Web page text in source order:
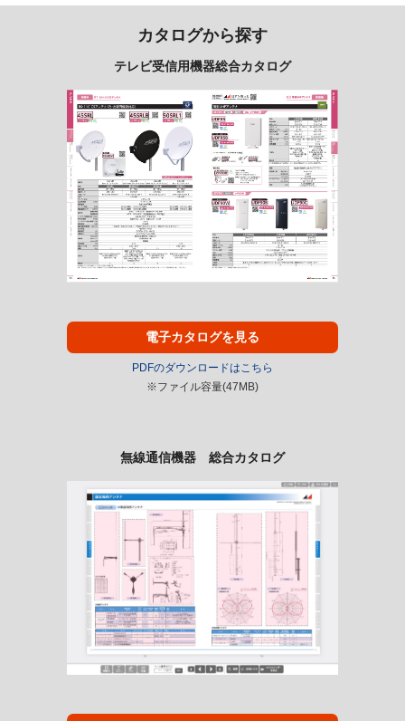
カタログから探す
テレビ受信用機器総合カタログ
電子カタログを見る
PDFのダウンロードはこちら
※ファイル容量(47MB)
無線通信機器 総合カタログ